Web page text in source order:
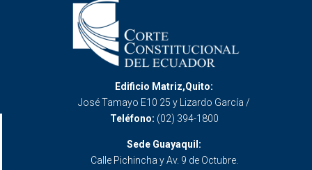
Edificio Matriz,Quito:
José Tamayo E10 25 y Lizardo García /
Teléfono: (02) 394-1800
Sede Guayaquil:
Calle Pichincha y Av. 9 de Octubre.